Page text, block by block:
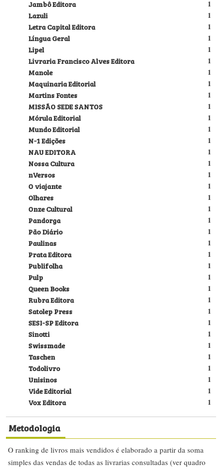
1
Jambô Editora
1
Lazuli
1
Letra Capital Editora
1
Língua Geral
1
Lipel
1
Livraria Francisco Alves Editora
1
Manole
1
Maquinaria Editorial
1
Martins Fontes
1
MISSÃO SEDE SANTOS
1
Mórula Editorial
1
Mundo Editorial
1
N-1 Edições
1
NAU EDITORA
1
Nossa Cultura
1
nVersos
1
O viajante
1
Olhares
1
Onze Cultural
1
Pandorga
1
Pão Diário
1
Paulinas
1
Prata Editora
1
Publifolha
1
Pulp
1
Queen Books
1
Rubra Editora
1
Satolep Press
1
SESI-SP Editora
1
Sinotti
1
Swissmade
1
Taschen
1
Todolivro
1
Unisinos
1
Vide Editorial
1
Vox Editora
Metodologia
O ranking de livros mais vendidos é elaborado a partir da soma
simples das vendas de todas as livrarias consultadas (ver quadro